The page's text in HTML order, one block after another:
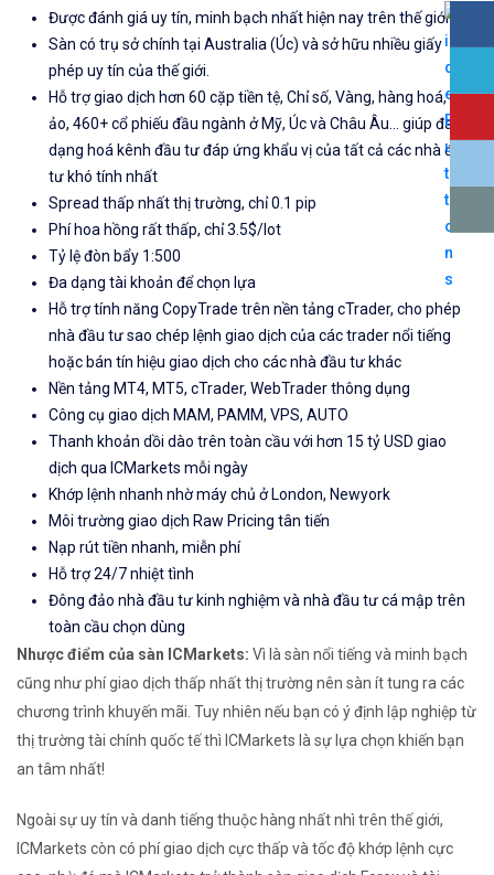
Được đánh giá uy tín, minh bạch nhất hiện nay trên thế giới
Sàn có trụ sở chính tại Australia (Úc) và sở hữu nhiều giấy
phép uy tín của thế giới.
Hỗ trợ giao dịch hơn 60 cặp tiền tệ, Chỉ số, Vàng, hàng hoá, tiền
ảo, 460+ cổ phiếu đầu ngành ở Mỹ, Úc và Châu Âu... giúp đa
dạng hoá kênh đầu tư đáp ứng khẩu vị của tất cả các nhà đầu
tư khó tính nhất
Spread thấp nhất thị trường, chỉ 0.1 pip
Phí hoa hồng rất thấp, chỉ 3.5$/lot
Tỷ lệ đòn bẩy 1:500
Đa dạng tài khoản để chọn lựa
Hỗ trợ tính năng CopyTrade trên nền tảng cTrader, cho phép
nhà đầu tư sao chép lệnh giao dịch của các trader nổi tiếng
hoặc bán tín hiệu giao dịch cho các nhà đầu tư khác
Nền tảng MT4, MT5, cTrader, WebTrader thông dụng
Công cụ giao dịch MAM, PAMM, VPS, AUTO
Thanh khoản dồi dào trên toàn cầu với hơn 15 tỷ USD giao
dịch qua ICMarkets mỗi ngày
Khớp lệnh nhanh nhờ máy chủ ở London, Newyork
Môi trường giao dịch Raw Pricing tân tiến
Nạp rút tiền nhanh, miễn phí
Hỗ trợ 24/7 nhiệt tình
Đông đảo nhà đầu tư kinh nghiệm và nhà đầu tư cá mập trên
toàn cầu chọn dùng
Nhược điểm của sàn ICMarkets: Vì là sàn nổi tiếng và minh bạch
cũng như phí giao dịch thấp nhất thị trường nên sàn ít tung ra các
chương trình khuyến mãi. Tuy nhiên nếu bạn có ý định lập nghiệp từ
thị trường tài chính quốc tế thì ICMarkets là sự lựa chọn khiến bạn
an tâm nhất!
Ngoài sự uy tín và danh tiếng thuộc hàng nhất nhì trên thế giới,
ICMarkets còn có phí giao dịch cực thấp và tốc độ khớp lệnh cực